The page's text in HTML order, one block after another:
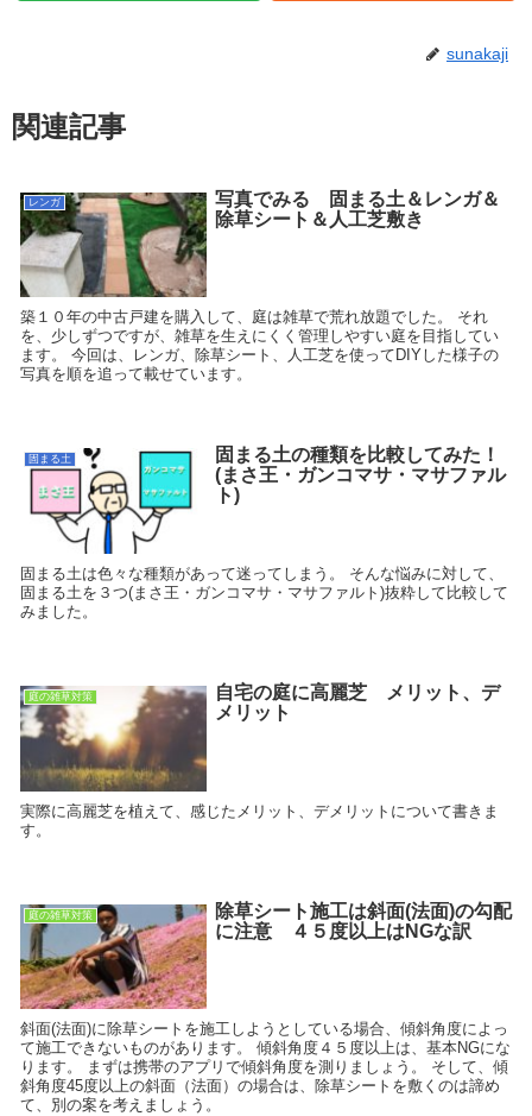
sunakaji
関連記事
レンガ
写真でみる 固まる土＆レンガ＆
除草シート＆人工芝敷き
築１０年の中古戸建を購入して、庭は雑草で荒れ放題でした。 それ
を、少しずつですが、雑草を生えにくく管理しやすい庭を目指してい
ます。 今回は、レンガ、除草シート、人工芝を使ってDIYした様子の
写真を順を追って載せています。
固まる土
固まる土の種類を比較してみた！
(まさ王・ガンコマサ・マサファル
ト)
固まる土は色々な種類があって迷ってしまう。 そんな悩みに対して、
固まる土を３つ(まさ王・ガンコマサ・マサファルト)抜粋して比較して
みました。
庭の雑草対策
自宅の庭に高麗芝 メリット、デ
メリット
実際に高麗芝を植えて、感じたメリット、デメリットについて書きま
す。
庭の雑草対策
除草シート施工は斜面(法面)の勾配
に注意 ４５度以上はNGな訳
斜面(法面)に除草シートを施工しようとしている場合、傾斜角度によっ
て施工できないものがあります。 傾斜角度４５度以上は、基本NGにな
ります。 まずは携帯のアプリで傾斜角度を測りましょう。 そして、傾
斜角度45度以上の斜面（法面）の場合は、除草シートを敷くのは諦め
て、別の案を考えましょう。